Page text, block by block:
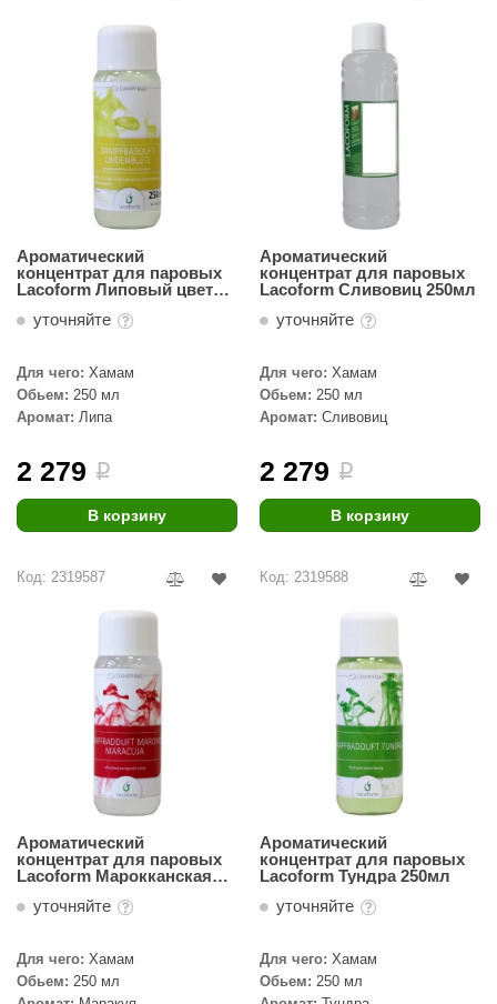
Ароматический
концентрат для паровых
Lacoform Липовый цвет
уточняйте
Для чего: Хамам
Обьем: 250 мл
Аромат: Липа
2 279 i
В корзину
Ароматический
концентрат для паровых
Lacoform Сливовиц 250мл
уточняйте
Для чего: Хамам
Обьем: 250 мл
Аромат: Сливовиц
2 279 i
В корзину
Код: 2319587
Ароматический
концентрат для паровых
Lacoform Марокканская
уточняйте
Для чего: Хамам
Обьем: 250 мл
Код: 2319588
Ароматический
концентрат для паровых
Lacoform Тундра 250мл
уточняйте
Для чего: Хамам
Обьем: 250 мл